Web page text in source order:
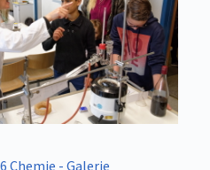
Chemie - Galerie